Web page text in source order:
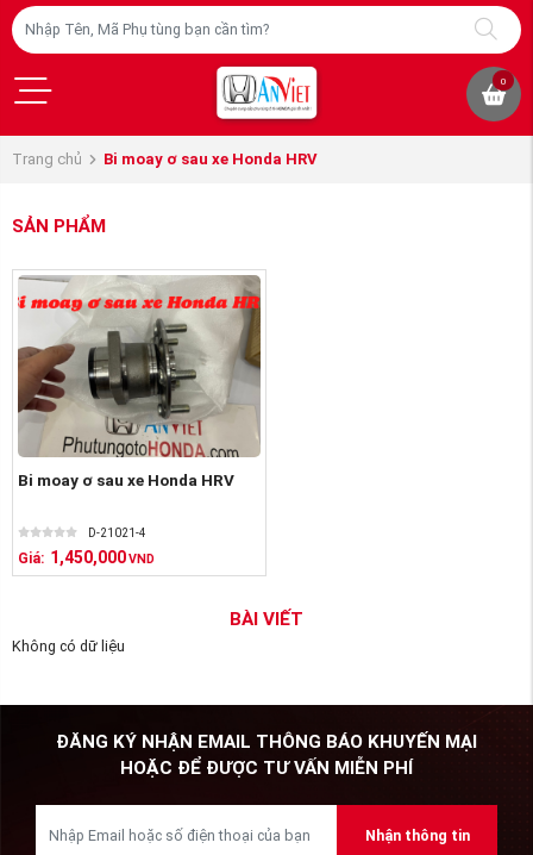
0
Trang chủ Bi moay ơ sau xe Honda HRV
SẢN PHẨM
Bi moay ơ sau xe Honda HRV
D-21021-4
Giá: 1,450,000 VND
BÀI VIẾT
Không có dữ liệu
ĐĂNG KÝ NHẬN EMAIL THÔNG BÁO KHUYẾN MẠI
HOẶC ĐỂ ĐƯỢC TƯ VẤN MIỄN PHÍ
Nhận thông tin